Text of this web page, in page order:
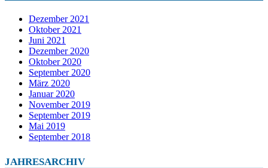
Dezember 2021
Oktober 2021
Juni 2021
Dezember 2020
Oktober 2020
September 2020
März 2020
Januar 2020
November 2019
September 2019
Mai 2019
September 2018
JAHRESARCHIV